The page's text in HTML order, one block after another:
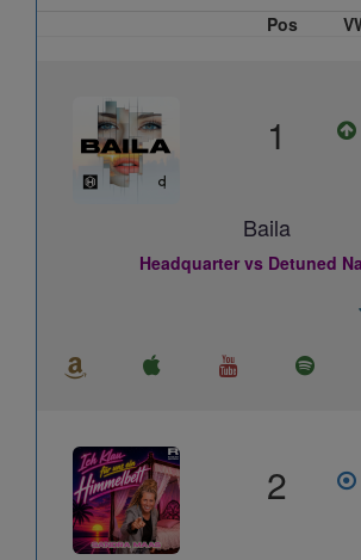
Pos
1
Baila
Headquarter vs Detuned
2